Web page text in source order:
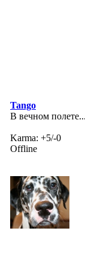
Tango
В вечном полете...
Karma: +5/-0
Offline